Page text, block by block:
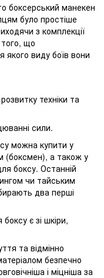
було простіше
з комплекції
що
якого виду боїв вони
техніки та
сили.
можна купити у
(боксмен), а також у
боксу. Останній
чи тайським
два перші
є зі шкіри,
та відмінно
безпечно
і міцніша за